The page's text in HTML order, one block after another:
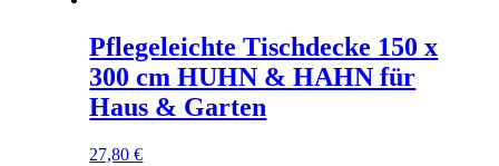
Pflegeleichte Tischdecke 150 x
300 cm HUHN & HAHN für
Haus & Garten
27,80€